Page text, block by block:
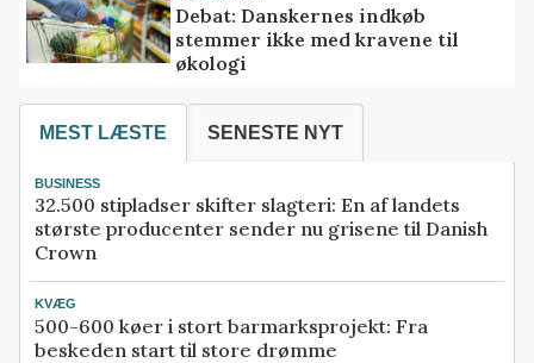
Debat: Danskernes indkøb
stemmer ikke med kravene til
økologi
MEST LÆSTE SENESTE NYT
BUSINESS
32.500 stipladser skifter slagteri: En af landets
største producenter sender nu grisene til Danish
Crown
KVÆG
500-600 køer i stort barmarksprojekt: Fra
beskeden start til store drømme